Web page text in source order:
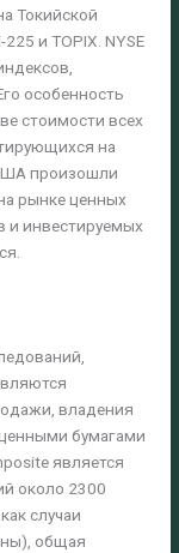
Токийской
и TOPIX. NYSE
особенность
стоимости всех
на
произошли
рынке ценных
и инвестируемых
владения
бумагами
является
около 2300
случаи
общая